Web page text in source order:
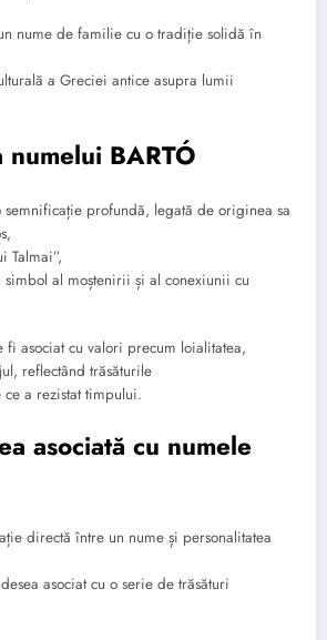
nume de familie cu o tradiție solidă în
a Greciei antice asupra lumii
numelui BARTÓ
semnificație profundă, legată de originea sa
Talmai”,
al moștenirii și al conexiunii cu
fi asociat cu valori precum loialitatea,
reflectând trăsăturile
a rezistat timpului.
asociată cu numele
directă între un nume și personalitatea
asociat cu o serie de trăsături